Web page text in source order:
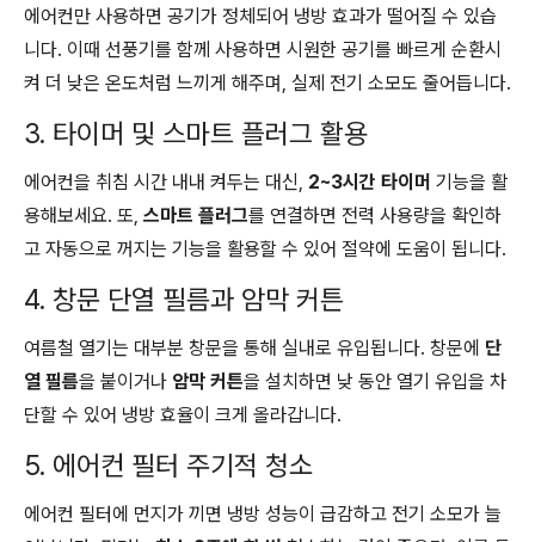
에어컨만 사용하면 공기가 정체되어 냉방 효과가 떨어질 수 있습
니다. 이때 선풍기를 함께 사용하면 시원한 공기를 빠르게 순환시
켜 더 낮은 온도처럼 느끼게 해주며, 실제 전기 소모도 줄어듭니다.
3. 타이머 및 스마트 플러그 활용
에어컨을 취침 시간 내내 켜두는 대신, 2~3시간 타이머 기능을 활
용해보세요. 또, 스마트 플러그를 연결하면 전력 사용량을 확인하
고 자동으로 꺼지는 기능을 활용할 수 있어 절약에 도움이 됩니다.
4. 창문 단열 필름과 암막 커튼
여름철 열기는 대부분 창문을 통해 실내로 유입됩니다. 창문에 단
열 필름을 붙이거나 암막 커튼을 설치하면 낮 동안 열기 유입을 차
단할 수 있어 냉방 효율이 크게 올라갑니다.
5. 에어컨 필터 주기적 청소
에어컨 필터에 먼지가 끼면 냉방 성능이 급감하고 전기 소모가 늘